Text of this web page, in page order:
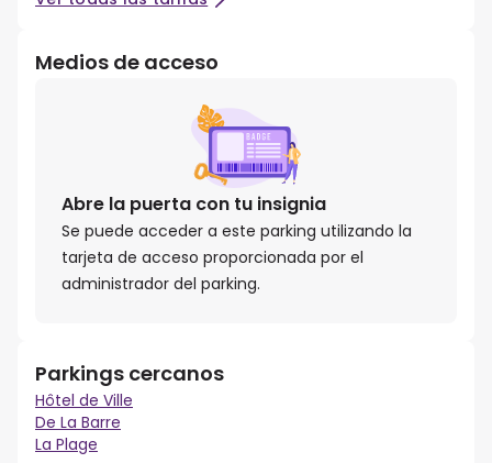
Medios de acceso
Abre la puerta con tu insignia
Se puede acceder a este parking utilizando la
tarjeta de acceso proporcionada por el
administrador del parking.
Parkings cercanos
Hôtel de Ville
De La Barre
La Plage